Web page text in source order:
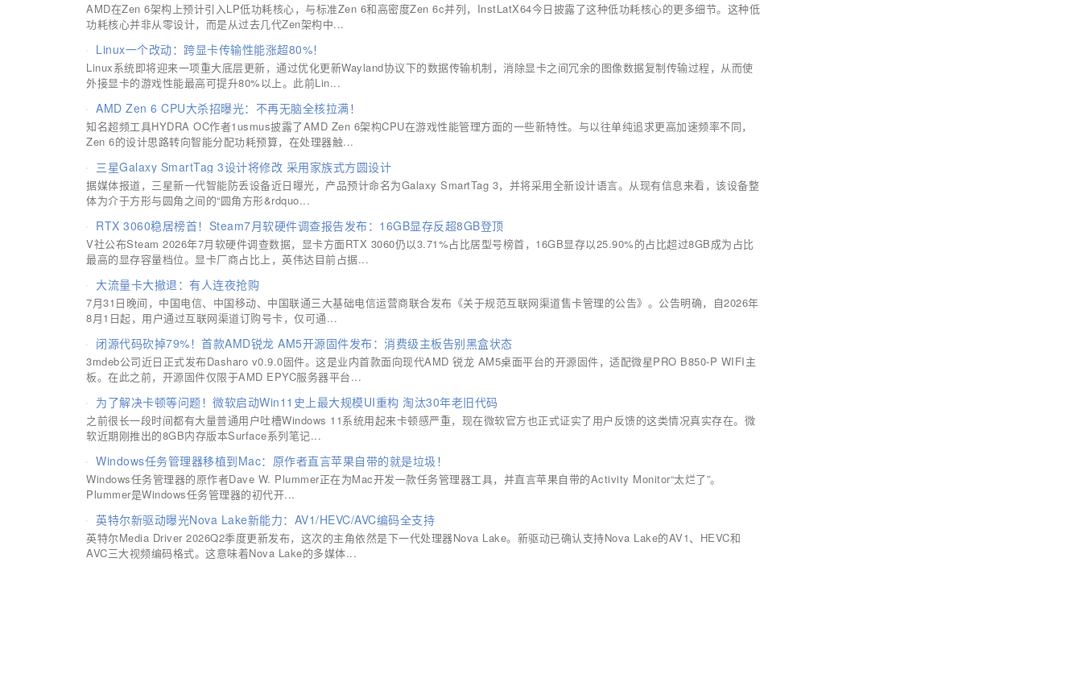
AMD在Zen 6架构上预计引入LP低功耗核心，与标准Zen 6和高密度Zen 6c并列，InstLatX64今日披露了这种低功耗核心的更多细节。这种低
功耗核心并非从零设计，而是从过去几代Zen架构中...
Linux一个改动：跨显卡传输性能涨超80%！
Linux系统即将迎来一项重大底层更新，通过优化更新Wayland协议下的数据传输机制，消除显卡之间冗余的图像数据复制传输过程，从而使
外接显卡的游戏性能最高可提升80%以上。此前Lin...
AMD Zen 6 CPU大杀招曝光：不再无脑全核拉满！
知名超频工具HYDRA OC作者1usmus披露了AMD Zen 6架构CPU在游戏性能管理方面的一些新特性。与以往单纯追求更高加速频率不同，
Zen 6的设计思路转向智能分配功耗预算，在处理器触...
三星Galaxy SmartTag 3设计将修改 采用家族式方圆设计
据媒体报道，三星新一代智能防丢设备近日曝光，产品预计命名为Galaxy SmartTag 3，并将采用全新设计语言。从现有信息来看，该设备整
体为介于方形与圆角之间的“圆角方形&rdquo...
RTX 3060稳居榜首！Steam7月软硬件调查报告发布：16GB显存反超8GB登顶
V社公布Steam 2026年7月软硬件调查数据，显卡方面RTX 3060仍以3.71%占比居型号榜首，16GB显存以25.90%的占比超过8GB成为占比
最高的显存容量档位。显卡厂商占比上，英伟达目前占据...
大流量卡大撤退：有人连夜抢购
7月31日晚间，中国电信、中国移动、中国联通三大基础电信运营商联合发布《关于规范互联网渠道售卡管理的公告》。公告明确，自2026年
8月1日起，用户通过互联网渠道订购号卡，仅可通...
闭源代码砍掉79%！首款AMD锐龙 AM5开源固件发布：消费级主板告别黑盒状态
3mdeb公司近日正式发布Dasharo v0.9.0固件。这是业内首款面向现代AMD 锐龙 AM5桌面平台的开源固件，适配微星PRO B850-P WIFI主
板。在此之前，开源固件仅限于AMD EPYC服务器平台...
为了解决卡顿等问题！微软启动Win11史上最大规模UI重构 淘汰30年老旧代码
之前很长一段时间都有大量普通用户吐槽Windows 11系统用起来卡顿感严重，现在微软官方也正式证实了用户反馈的这类情况真实存在。微
软近期刚推出的8GB内存版本Surface系列笔记...
Windows任务管理器移植到Mac：原作者直言苹果自带的就是垃圾！
Windows任务管理器的原作者Dave W. Plummer正在为Mac开发一款任务管理器工具，并直言苹果自带的Activity Monitor“太烂了”。
Plummer是Windows任务管理器的初代开...
英特尔新驱动曝光Nova Lake新能力：AV1/HEVC/AVC编码全支持
英特尔Media Driver 2026Q2季度更新发布，这次的主角依然是下一代处理器Nova Lake。新驱动已确认支持Nova Lake的AV1、HEVC和
AVC三大视频编码格式。这意味着Nova Lake的多媒体...